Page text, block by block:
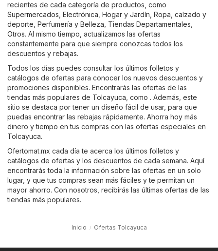
recientes de cada categoría de productos, como
Supermercados Electrónica Hogar y Jardín Ropa, calzado y
deporte Perfumería y Belleza Tiendas Departamentales
Otros. Al mismo tiempo, actualizamos las ofertas
constantemente para que siempre conozcas todos los
descuentos y rebajas.
Todos los días puedes consultar los últimos folletos y
catálogos de ofertas para conocer los nuevos descuentos y
promociones disponibles. Encontrarás las ofertas de las
tiendas más populares de Tolcayuca, como . Además, este
sitio se destaca por tener un diseño fácil de usar, para que
puedas encontrar las rebajas rápidamente. Ahorra hoy más
dinero y tiempo en tus compras con las ofertas especiales en
Tolcayuca.
Ofertomat.mx cada día te acerca los últimos folletos y
catálogos de ofertas y los descuentos de cada semana. Aquí
encontrarás toda la información sobre las ofertas en un solo
lugar, y que tus compras sean más fáciles y te permitan un
mayor ahorro. Con nosotros, recibirás las últimas ofertas de las
tiendas más populares.
Inicio Ofertas Tolcayuca